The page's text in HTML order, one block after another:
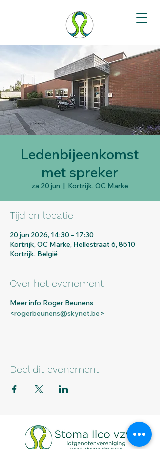
Stoma Ilco vzw
Ledenbijeenkomst
met spreker
za 20 jun
  |
Kortrijk, OC Marke
Tijd en locatie
20 jun 2026, 14:30 – 17:30
Kortrijk, OC Marke, Hellestraat 6, 8510
Kortrijk, België
Over het evenement
Meer info Roger Beunens
<rogerbeunens@skynet.be>
Deel dit evenement